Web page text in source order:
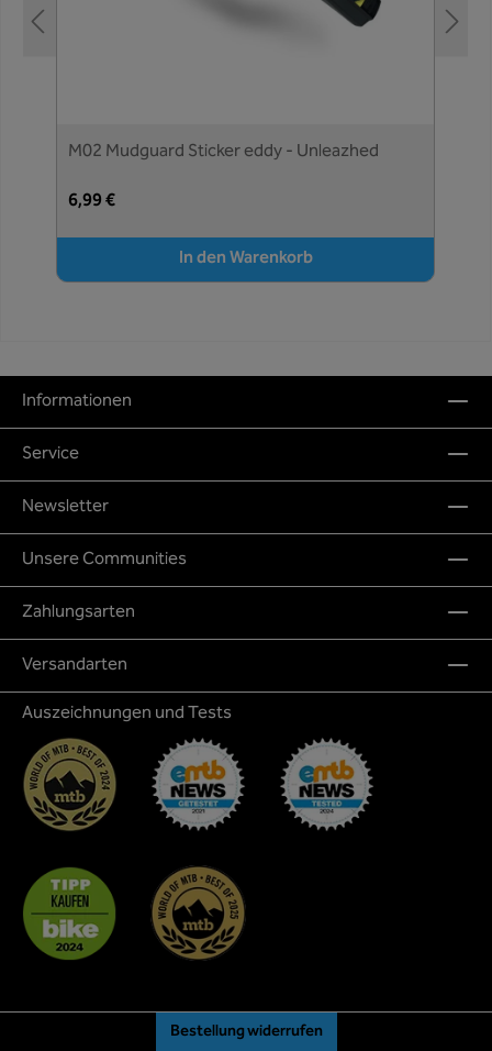
M02 Mudguard Sticker eddy - Unleazhed
6,99 €
In den Warenkorb
Informationen
Service
Newsletter
Unsere Communities
Zahlungsarten
Versandarten
Auszeichnungen und Tests
Bestellung widerrufen